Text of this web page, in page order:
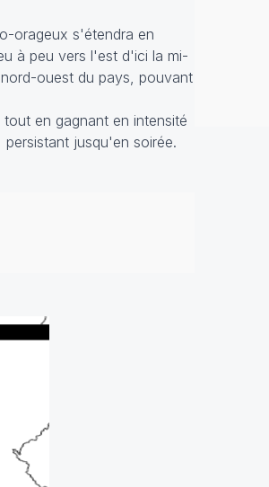
orageux s'étendra en
à peu vers l'est d'ici la mi-
ouest du pays, pouvant
en gagnant en intensité
jusqu'en soirée.